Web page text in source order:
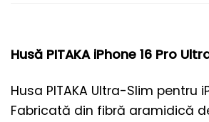
Husă PITAKA iPhone 16 Pro
Husa PITAKA Ultra-Slim
Fabricată din fibră aramidică